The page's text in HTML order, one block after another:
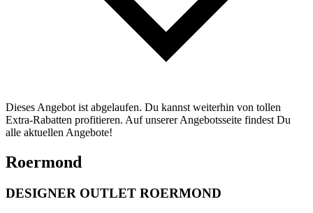
Dieses Angebot ist abgelaufen. Du kannst weiterhin von tollen
Extra-Rabatten profitieren. Auf unserer Angebotsseite findest Du
alle aktuellen Angebote!
Roermond
DESIGNER OUTLET ROERMOND